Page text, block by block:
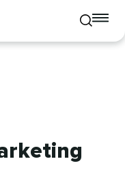
Toggle
mobile